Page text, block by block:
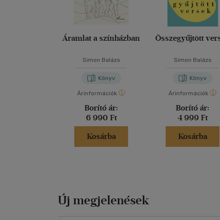
Áramlat a színházban
Simon Balázs
Könyv
Árinformációk
Borító ár:
6 990 Ft
Kosárba
Összegyűjtött
Simon Balázs
Könyv
Árinformációk
Borító ár:
4 999 Ft
Kosárba
Új megjelenések